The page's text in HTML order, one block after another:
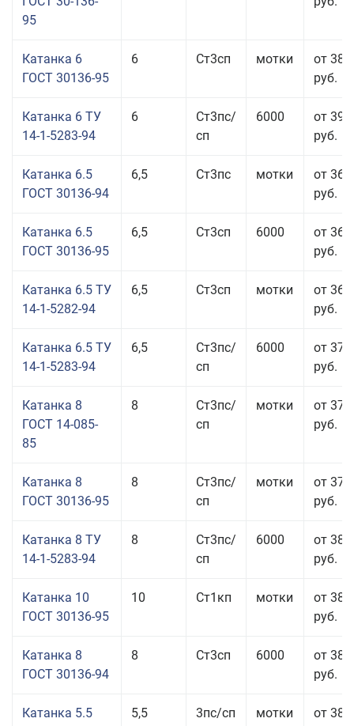
95
Катанка 6
ГОСТ 30136-95
6 Ст3сп мотки
от 38
руб.
Катанка 6 ТУ
14-1-5283-94
6
Ст3пс/
сп
6000
от 39
руб.
Катанка 6.5
ГОСТ 30136-94
6,5 Ст3пс мотки
от 36
руб.
Катанка 6.5
ГОСТ 30136-95
6,5 Ст3сп 6000
от 36
руб.
Катанка 6.5 ТУ
14-1-5282-94
6,5 Ст3сп мотки
от 36
руб.
Катанка 6.5 ТУ
14-1-5283-94
6,5
Ст3пс/
сп
6000
от 37
руб.
Катанка 8
ГОСТ 14-085-
85
8
Ст3пс/
сп
мотки
от 37
руб.
Катанка 8
ГОСТ 30136-95
8
Ст3пс/
сп
мотки
от 37
руб.
Катанка 8 ТУ
14-1-5283-94
8
Ст3пс/
сп
6000
от 38
руб.
Катанка 10
ГОСТ 30136-95
10 Ст1кп мотки
от 38
руб.
Катанка 8
ГОСТ 30136-94
8 Ст3сп 6000
от 38
руб.
Катанка 5.5 5,5 3пс/сп мотки
от 38